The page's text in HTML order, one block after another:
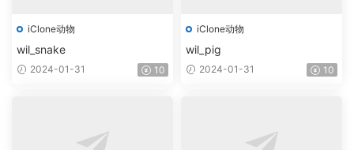
iClone动物
wil_snake
2024-01-31 10
iClone动物
wil_pig
2024-01-31 10